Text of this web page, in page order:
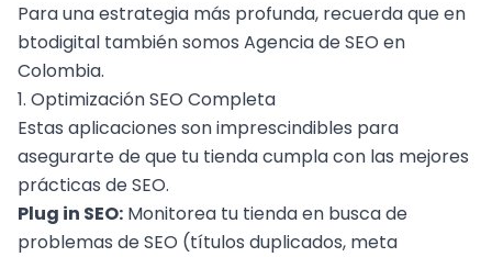
Para una estrategia más profunda, recuerda que en
btodigital también somos Agencia de SEO en
Colombia.
1. Optimización SEO Completa
Estas aplicaciones son imprescindibles para
asegurarte de que tu tienda cumpla con las mejores
prácticas de SEO.
Plug in SEO: Monitorea tu tienda en busca de
problemas de SEO (títulos duplicados, meta